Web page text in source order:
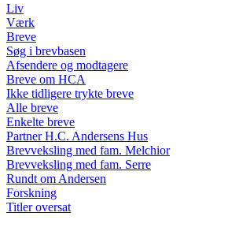
Liv
Værk
Breve
Søg i brevbasen
Afsendere og modtagere
Breve om HCA
Ikke tidligere trykte breve
Alle breve
Enkelte breve
Partner H.C. Andersens Hus
Brevveksling med fam. Melchior
Brevveksling med fam. Serre
Rundt om Andersen
Forskning
Titler oversat